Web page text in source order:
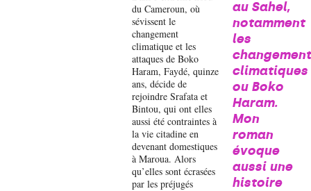
du Cameroun, où
sévissent le
changement
climatique et les
attaques de Boko
Haram, Faydé, quinze
ans, décide de
rejoindre Srafata et
Bintou, qui ont elles
aussi été contraintes à
la vie citadine en
devenant domestiques
à Maroua. Alors
qu’elles sont écrasées
par les préjugés
au Sahel,
notamment
les
climatiques
ou Boko
Haram.
Mon
roman
évoque
aussi une
histoire